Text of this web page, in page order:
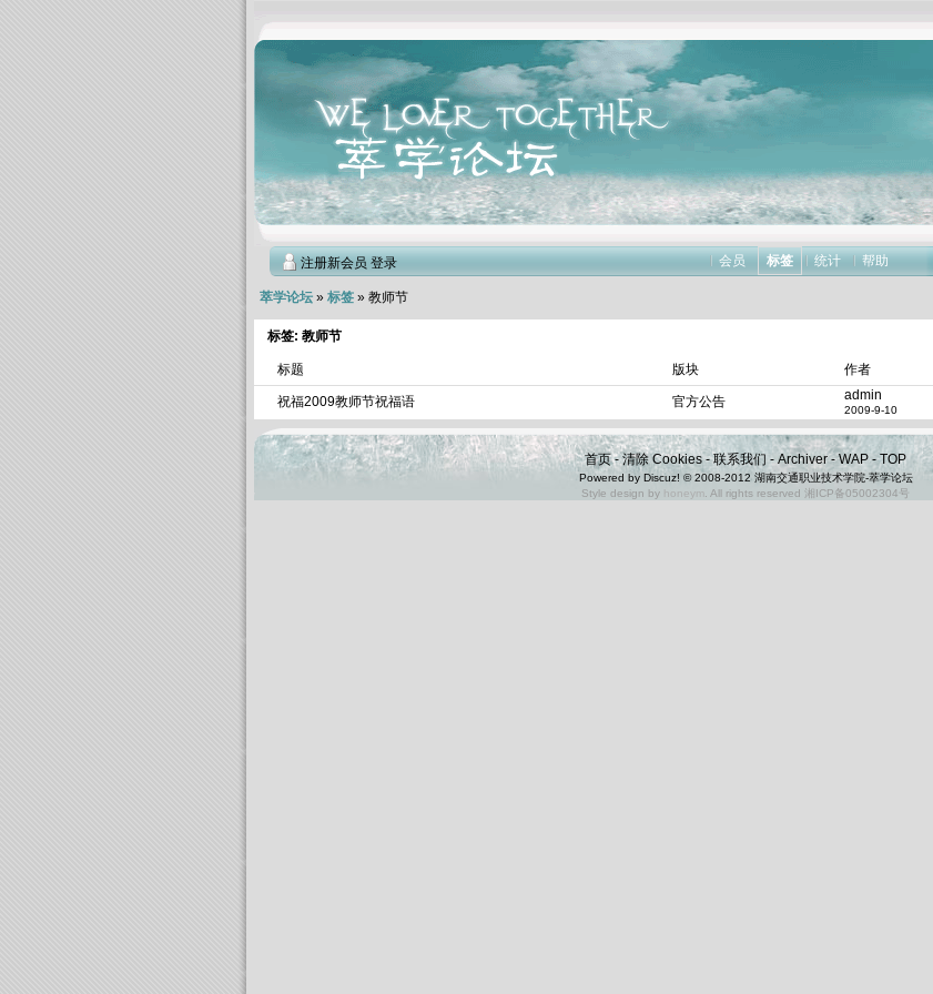
注册新会员 登录 会员 标签 统计 帮助
萃学论坛» 标签» 教师节
标签: 教师节
标题 版块 作者
祝福2009教师节祝福语 官方公告 admin
2009-9-10
首页-清除 Cookies-联系我们 - Archiver-WAP-TOP
Powered by Discuz! © 2008-2012 湖南交通职业技术学院-萃学论坛
Style design by honeym . All rights reserved 湘ICP备05002304号